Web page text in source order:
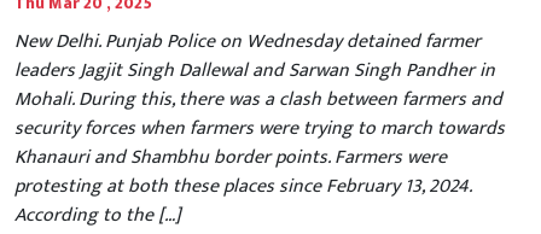
New Delhi. Punjab Police on Wednesday detained farmer
leaders Jagjit Singh Dallewal and Sarwan Singh Pandher in
Mohali. During this, there was a clash between farmers and
security forces when farmers were trying to march towards
Khanauri and Shambhu border points. Farmers were
protesting at both these places since February 13, 2024.
According to the […]